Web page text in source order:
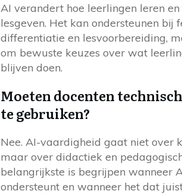
AI verandert hoe leerlingen leren en
lesgeven. Het kan ondersteunen bij
differentiatie en lesvoorbereiding,
om bewuste keuzes over wat
blijven doen.
Moeten docenten
te gebruiken?
Nee. AI-vaardigheid gaat niet over
maar over didactiek en
belangrijkste is begrijpen wanneer
ondersteunt en wanneer het dat